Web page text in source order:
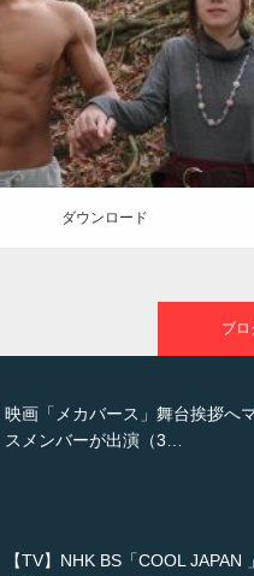
ンロード
ダウンロード
ブロ
NHK「所さん！事件ですよ」に
た（6/8放送）
映画「メカバース」舞台挨拶へ
スメンバーが出演（3…
【TV】NHK BS「COOL JAPAN